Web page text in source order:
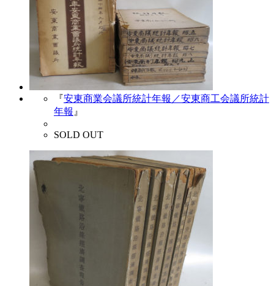
『安東商業会議所統計年報／安東商工会議所統計
年報 』
SOLD OUT